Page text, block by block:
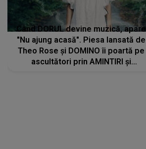
Când DORUL devine muzică, apare
"Nu ajung acasă". Piesa lansată de
Theo Rose și DOMINO îi poartă pe
ascultători prin AMINTIRI și